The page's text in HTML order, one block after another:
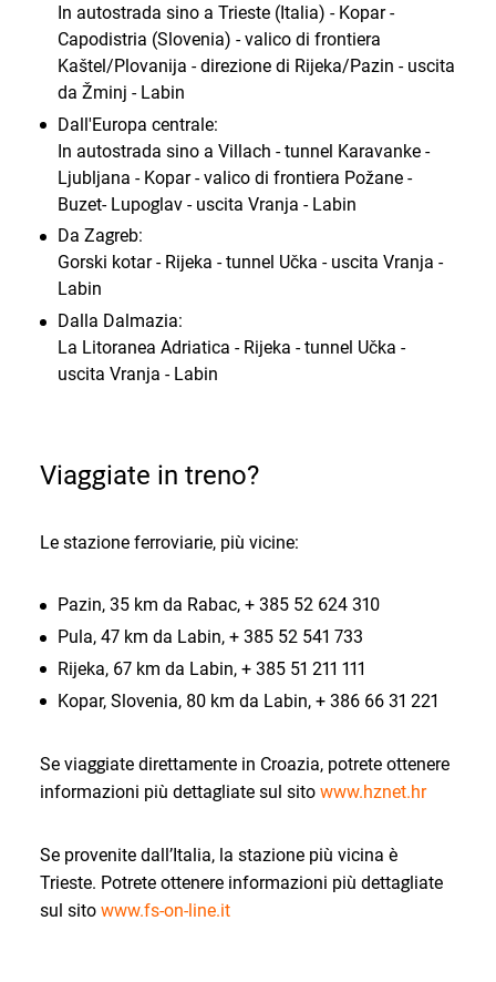
In autostrada sino a Trieste (Italia) - Kopar -
Capodistria (Slovenia) - valico di frontiera
Kaštel/Plovanija - direzione di Rijeka/Pazin - uscita
da Žminj - Labin
Dall'Europa centrale:
In autostrada sino a Villach - tunnel Karavanke -
Ljubljana - Kopar - valico di frontiera Požane -
Buzet- Lupoglav - uscita Vranja - Labin
Da Zagreb:
Gorski kotar - Rijeka - tunnel Učka - uscita Vranja -
Labin
Dalla Dalmazia:
La Litoranea Adriatica - Rijeka - tunnel Učka -
uscita Vranja - Labin
Viaggiate in treno?
Le stazione ferroviarie, più vicine:
Pazin, 35 km da Rabac, + 385 52 624 310
Pula, 47 km da Labin, + 385 52 541 733
Rijeka, 67 km da Labin, + 385 51 211 111
Kopar, Slovenia, 80 km da Labin, + 386 66 31 221
Se viaggiate direttamente in Croazia, potrete ottenere
informazioni più dettagliate sul sito www.hznet.hr
Se provenite dall’Italia, la stazione più vicina è
Trieste. Potrete ottenere informazioni più dettagliate
sul sito www.fs-on-line.it